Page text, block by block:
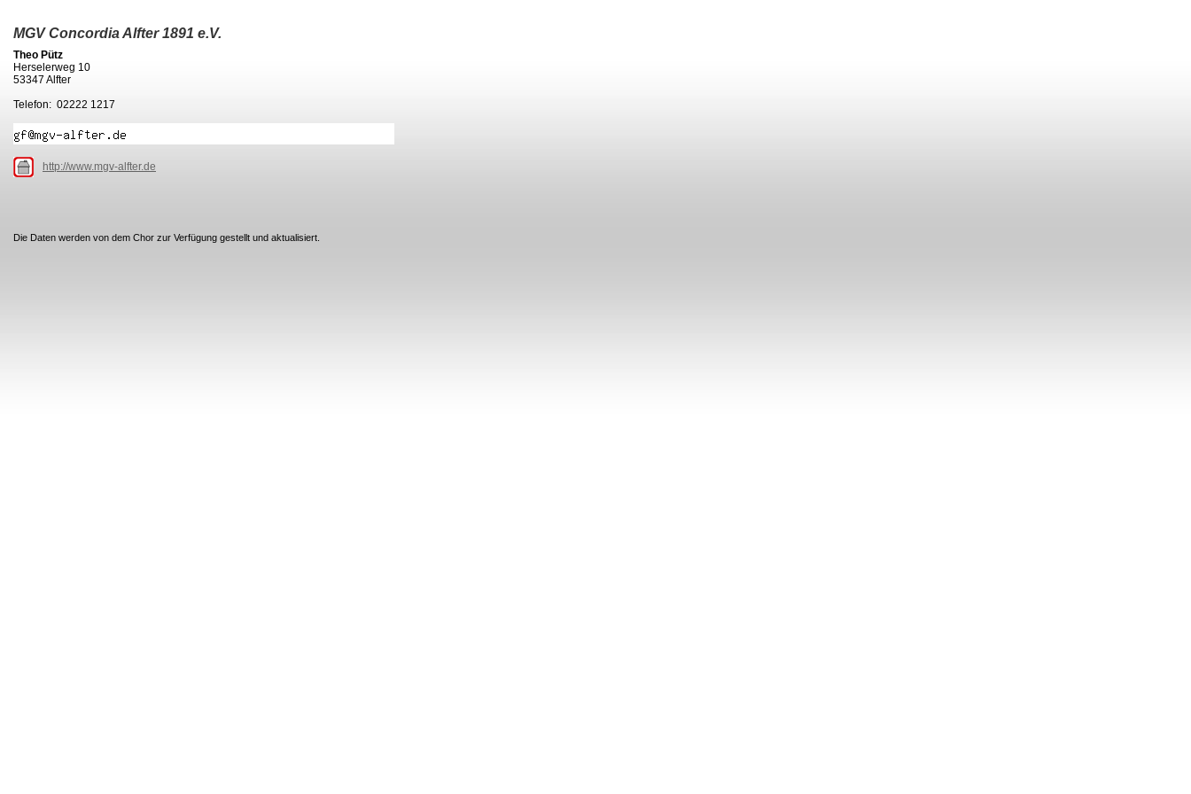
MGV Concordia Alfter 1891 e.V.
Theo Pütz
Herselerweg 10
53347 Alfter
Telefon: 02222 1217
http://www.mgv-alfter.de
Die Daten werden von dem Chor zur Verfügung gestellt und aktualisiert.